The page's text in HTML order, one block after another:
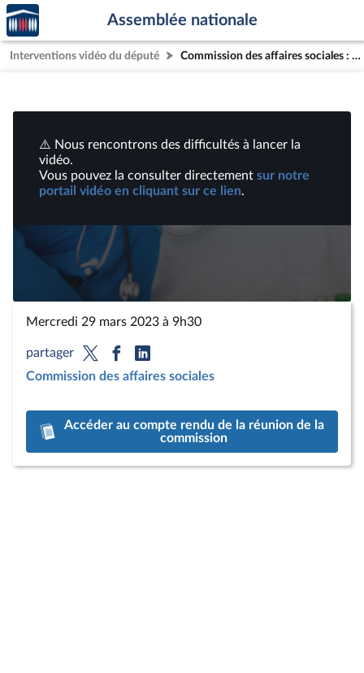
Aller au contenu
Aller en bas de la page
Accèder
à la
page
d'accueil
Assemblée nationale
Interventions vidéo du député Commission des affaires sociales : Mission d’évaluation de la loi dite "Clayes-Léonetti" créant de nouveaux droits en faveur des malades et des personnes en fin de vie | Vidéos
Lire
vidéo
⚠️ Nous rencontrons des difficultés à lancer la
vidéo.
Vous pouvez la consulter directement sur notre
portail vidéo en cliquant sur ce lien.
Mercredi 29 mars 2023 à 9h30
partager
Commission des affaires sociales
Accéder au compte rendu de la réunion de la
commission